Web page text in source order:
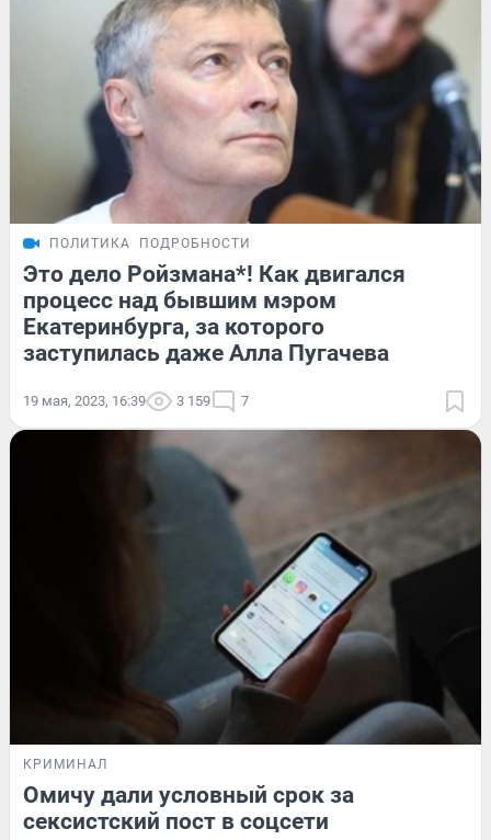
ПОЛИТИКА ПОДРОБНОСТИ
Это дело Ройзмана*! Как двигался
процесс над бывшим мэром
Екатеринбурга, за которого
заступилась даже Алла Пугачева
19 мая, 2023, 16:39 3 159 7
КРИМИНАЛ
Омичу дали условный срок за
сексистский пост в соцсети